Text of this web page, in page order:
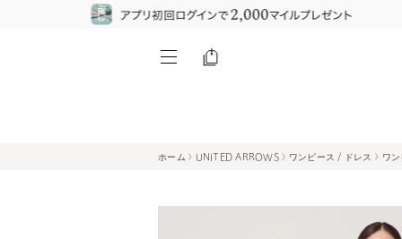
ホーム UNITED ARROWS ワンピース / ドレス ワ